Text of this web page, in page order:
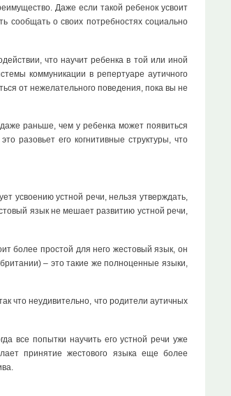
Даже если такой ребенок усвоит
сообщать о своих потребностях социально
что научит ребенка в той или иной
коммуникации в репертуаре аутичного
от нежелательного поведения, пока вы не
раньше, чем у ребенка может появиться
разовьет его когнитивные структуры, что
усвоению устной речи, нельзя утверждать,
язык не мешает развитию устной речи,
более простой для него жестовый язык, он
– это такие же полноценные языки,
что неудивительно, что родители аутичных
все попытки научить его устной речи уже
принятие жестового языка еще более